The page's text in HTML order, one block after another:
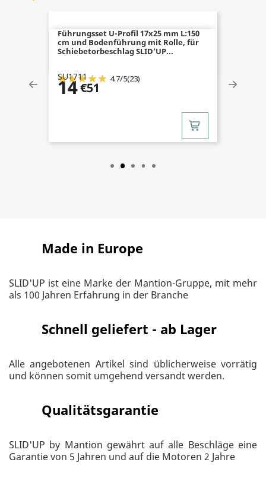
Führungsset U-Profil 17x25 mm L:150
cm und Bodenführung mit Rolle, für
Schiebetorbeschlag SLID'UP...
SU1711 4.7/5(23)
14€51
Made in Europe
SLID'UP ist eine Marke der Mantion-Gruppe, mit mehr
als 100 Jahren Erfahrung in der Branche
Schnell geliefert - ab Lager
Alle angebotenen Artikel sind üblicherweise vorrätig
und können somit umgehend versandt werden.
Qualitätsgarantie
SLID'UP by Mantion gewährt auf alle Beschläge eine
Garantie von 5 Jahren und auf die Motoren 2 Jahre